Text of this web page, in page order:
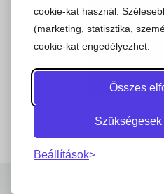
cookie-kat használ.
(marketing, statisztika,
cookie-kat engedélyezhet.
Összes
Beállítások